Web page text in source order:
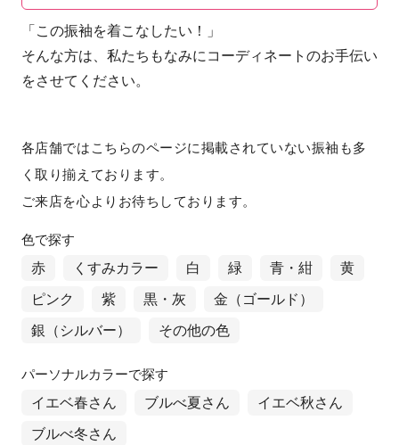
「この振袖を着こなしたい！」
そんな方は、私たちもなみにコーディネートのお手伝い
をさせてください。
各店舗ではこちらのページに掲載されていない振袖も多
く取り揃えております。
ご来店を心よりお待ちしております。
色で探す
赤 くすみカラー 白 緑 青・紺
黄
ピンク
紫 黒・灰
金（ゴールド）
銀（シルバー）
その他の色
パーソナルカラーで探す
イエベ春さん ブルべ夏さん
イエベ秋さん
ブルべ冬さん